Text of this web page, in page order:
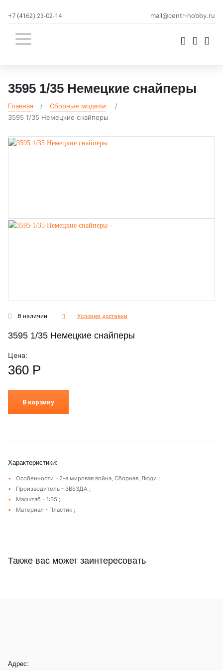
mail@centr-hobby.ru
+7 (4162) 23-02-14
3595 1/35 Немецкие снайперы
Главная
Сборные модели
3595 1/35 Немецкие снайперы
В наличии Условия доставки
3595 1/35 Немецкие снайперы
Цена:
360 Р
В корзину
Характеристики:
Особенности - 2-я мировая война, Сборная, Люди ;
Производитель - ЗВЕЗДА ;
Масштаб - 1:35 ;
Материал - Пластик ;
Также вас может заинтересовать
Адрес: